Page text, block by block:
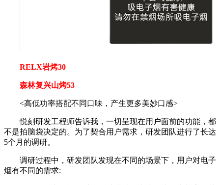
RELX岩烤30
森林复兴山烤53
<高低功率搭配不同口味，产生更多美妙口感>
悦刻研发工程师告诉我，一切呈现在用户面前的功能，都
不是拍脑袋决定的。为了契合用户需求，研发团队进行了长达
5个月的调研。
调研过程中，研发团队发现在不同的场景下，用户对电子
烟有不同的需求: